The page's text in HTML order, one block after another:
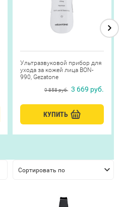
Ультразвуковой прибор для
ухода за кожей лица BON-
990, Gezatone
9 858 руб. 3 669 руб.
КУПИТЬ
Сортировать по